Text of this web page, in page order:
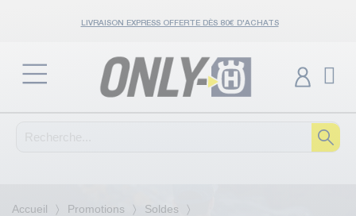
LIVRAISON EXPRESS OFFERTE DÈS 80€ D'ACHATS
Accueil Promotions
Soldes